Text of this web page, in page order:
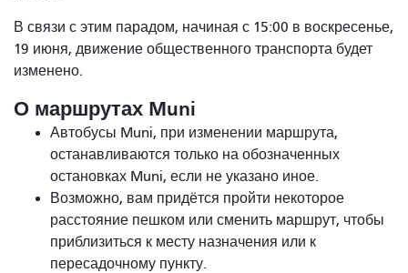
В связи с этим парадом, начиная с 15:00 в воскресенье,
19 июня, движение общественного транспорта будет
изменено.
О маршрутах Muni
Автобусы Muni, при изменении маршрута,
останавливаются только на обозначенных
остановках Muni, если не указано иное.
Возможно, вам придётся пройти некоторое
расстояние пешком или сменить маршрут, чтобы
приблизиться к месту назначения или к
пересадочному пункту.